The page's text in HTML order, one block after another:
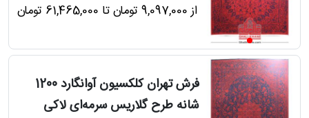
از 9,097,000 تومان تا 61,465,000 تومان
فرش تهران کلکسیون آوانگارد 1200
شانه طرح گلاریس سرمه‌ای لاکی